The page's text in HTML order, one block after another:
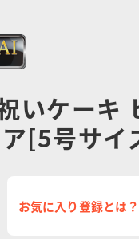
ダムシリーズ
ぉるめーしょん＆
エアシール
いケーキ
[5号サイ
お気に入り登録とは？